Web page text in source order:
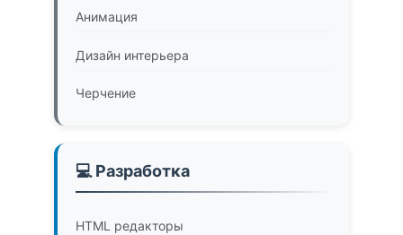
Анимация
Дизайн интерьера
Черчение
💻 Разработка
HTML редакторы